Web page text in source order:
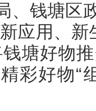
、钱塘区
应用、
塘好物
彩好物“